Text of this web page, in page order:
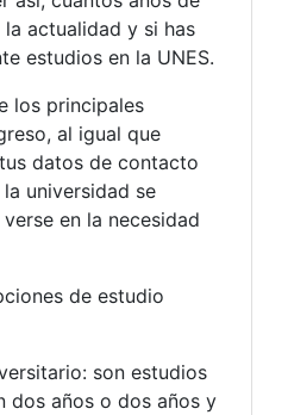
actualidad y si has
estudios en la UNES.
los principales
al igual que
datos de contacto
universidad se
en la necesidad
de estudio
son estudios
dos años o dos años y